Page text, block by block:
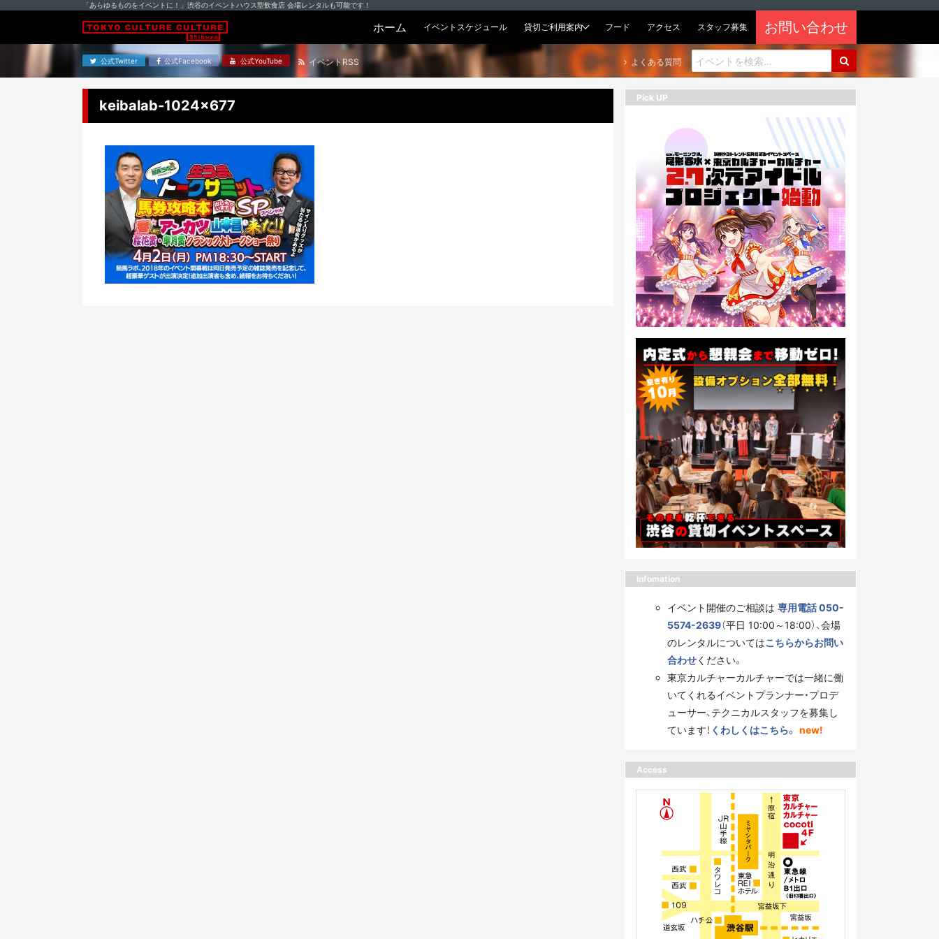
「あらゆるものをイベントに！」渋谷のイベントハウス型飲食店 会場レンタルも可能です！
ホーム イベントスケジュール 貸切ご利用案内 フード アクセス スタッフ募集 お問い合わせ
公式Twitter 公式Facebook 公式YouTube イベントRSS よくある質問
keibalab-1024×677 Pick UP
Infomation
イベント開催のご相談は 専用電話 050-
5574-2639（平日 10:00～18:00）、会場
のレンタルについてはこちらからお問い
合わせください。
東京カルチャーカルチャーでは一緒に働
いてくれるイベントプランナー・プロデ
ューサー、テクニカルスタッフを募集し
ています！ くわしくはこちら。 new!
Access